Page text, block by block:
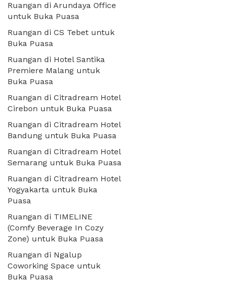
Ruangan di Arundaya Office
untuk Buka Puasa
Ruangan di CS Tebet untuk
Buka Puasa
Ruangan di Hotel Santika
Premiere Malang untuk
Buka Puasa
Ruangan di Citradream Hotel
Cirebon untuk Buka Puasa
Ruangan di Citradream Hotel
Bandung untuk Buka Puasa
Ruangan di Citradream Hotel
Semarang untuk Buka Puasa
Ruangan di Citradream Hotel
Yogyakarta untuk Buka
Puasa
Ruangan di TIMELINE
(Comfy Beverage In Cozy
Zone) untuk Buka Puasa
Ruangan di Ngalup
Coworking Space untuk
Buka Puasa